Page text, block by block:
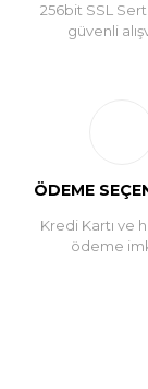
256bit SSL
güvenli
ÖDEME
Kredi Kartı ve
ödeme